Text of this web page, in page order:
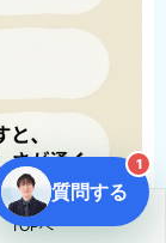
TOPへ
質問する
1